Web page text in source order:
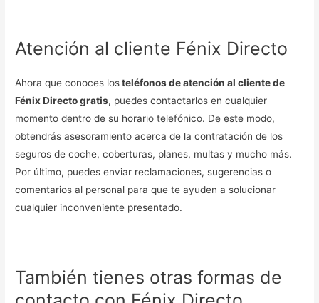
Atención al cliente Fénix Directo
Ahora que conoces losteléfonos de atención al cliente de
Fénix Directo gratis, puedes contactarlos en cualquier
momento dentro de su horario telefónico. De este modo,
obtendrás asesoramiento acerca de la contratación de los
seguros de coche, coberturas, planes, multas y mucho más.
Por último, puedes enviar reclamaciones, sugerencias o
comentarios al personal para que te ayuden a solucionar
cualquier inconveniente presentado.
También tienes otras formas de